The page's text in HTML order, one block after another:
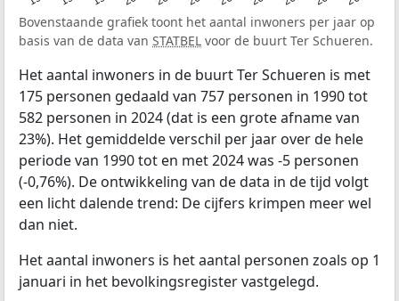
Bovenstaande grafiek toont het aantal inwoners per jaar op
basis van de data van STATBEL voor de buurt Ter Schueren.
Het aantal inwoners in de buurt Ter Schueren is met
175 personen gedaald van 757 personen in 1990 tot
582 personen in 2024 (dat is een grote afname van
23%). Het gemiddelde verschil per jaar over de hele
periode van 1990 tot en met 2024 was -5 personen
(-0,76%). De ontwikkeling van de data in de tijd volgt
een licht dalende trend: De cijfers krimpen meer wel
dan niet.
Het aantal inwoners is het aantal personen zoals op 1
januari in het bevolkingsregister vastgelegd.